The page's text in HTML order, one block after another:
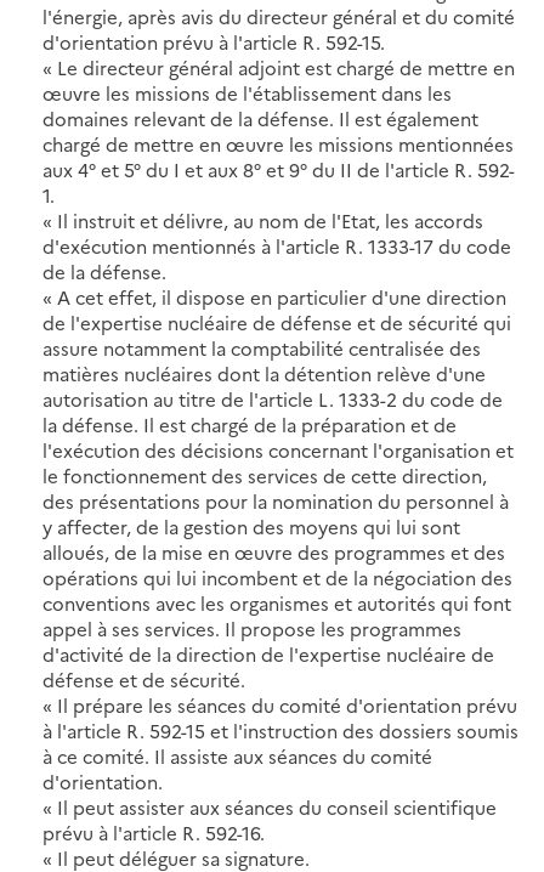
l'énergie, après avis du directeur général et du comité
d'orientation prévu à l'article R. 592-15.
« Le directeur général adjoint est chargé de mettre en
œuvre les missions de l'établissement dans les
domaines relevant de la défense. Il est également
chargé de mettre en œuvre les missions mentionnées
aux 4° et 5° du I et aux 8° et 9° du II de l'article R. 592-
1.
« Il instruit et délivre, au nom de l'Etat, les accords
d'exécution mentionnés à l'article R. 1333-17 du code
de la défense.
« A cet effet, il dispose en particulier d'une direction
de l'expertise nucléaire de défense et de sécurité qui
assure notamment la comptabilité centralisée des
matières nucléaires dont la détention relève d'une
autorisation au titre de l'article L. 1333-2 du code de
la défense. Il est chargé de la préparation et de
l'exécution des décisions concernant l'organisation et
le fonctionnement des services de cette direction,
des présentations pour la nomination du personnel à
y affecter, de la gestion des moyens qui lui sont
alloués, de la mise en œuvre des programmes et des
opérations qui lui incombent et de la négociation des
conventions avec les organismes et autorités qui font
appel à ses services. Il propose les programmes
d'activité de la direction de l'expertise nucléaire de
défense et de sécurité.
« Il prépare les séances du comité d'orientation prévu
à l'article R. 592-15 et l'instruction des dossiers soumis
à ce comité. Il assiste aux séances du comité
d'orientation.
« Il peut assister aux séances du conseil scientifique
prévu à l'article R. 592-16.
« Il peut déléguer sa signature.